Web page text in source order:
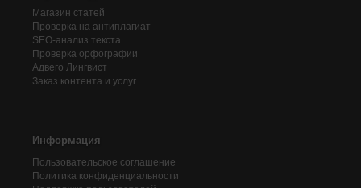
Магазин статей
Проверка на антиплагиат
SEO-анализ текста
Проверка орфографии
Адвего Лингвист
Заказ контента и услуг
Информация
Пользовательское соглашение
Политика конфиденциальности